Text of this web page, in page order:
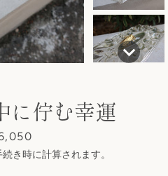
見
る
に佇む幸運
き時に計算されます。
4
6